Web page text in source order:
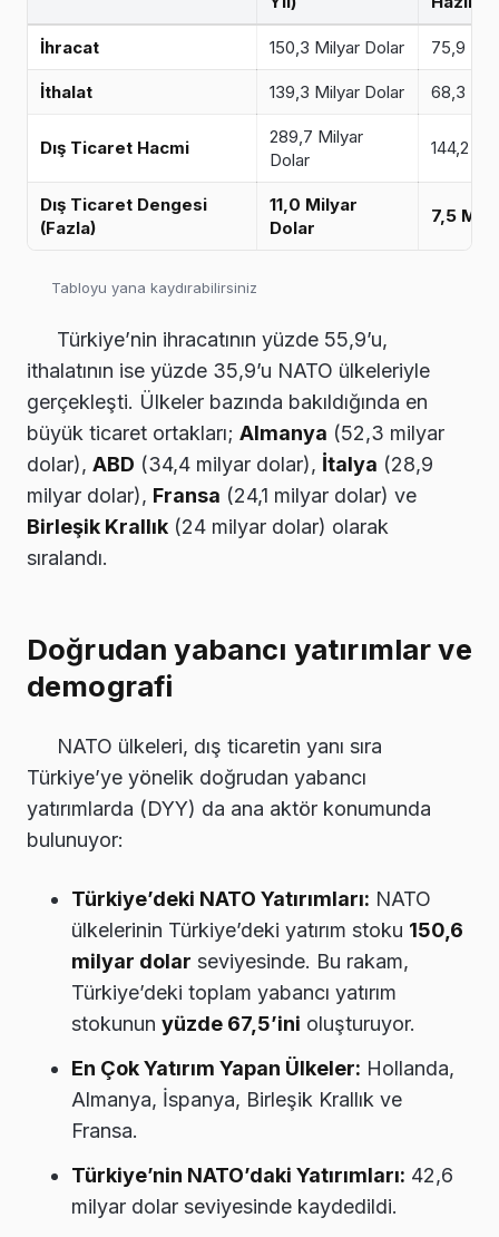
İhracat 150,3 Milyar Dolar 75,9
İthalat 139,3 Milyar Dolar 68,3
Dış Ticaret Hacmi
289,7 Milyar
Dolar
144,2
Dış Ticaret Dengesi
(Fazla)
11,0 Milyar
Dolar
7,5
Tabloyu yana kaydırabilirsiniz
Türkiye’nin ihracatının yüzde 55,9’u,
ithalatının ise yüzde 35,9’u NATO ülkeleriyle
gerçekleşti. Ülkeler bazında bakıldığında en
büyük ticaret ortakları; Almanya (52,3 milyar
dolar), ABD (34,4 milyar dolar), İtalya (28,9
milyar dolar), Fransa (24,1 milyar dolar) ve
Birleşik Krallık (24 milyar dolar) olarak
sıralandı.
Doğrudan yabancı yatırımlar ve
demografi
NATO ülkeleri, dış ticaretin yanı sıra
Türkiye’ye yönelik doğrudan yabancı
yatırımlarda (DYY) da ana aktör konumunda
bulunuyor:
Türkiye’deki NATO Yatırımları: NATO
ülkelerinin Türkiye’deki yatırım stoku 150,6
milyar dolar seviyesinde. Bu rakam,
Türkiye’deki toplam yabancı yatırım
stokunun yüzde 67,5’ini oluşturuyor.
En Çok Yatırım Yapan Ülkeler: Hollanda,
Almanya, İspanya, Birleşik Krallık ve
Fransa.
Türkiye’nin NATO’daki Yatırımları: 42,6
milyar dolar seviyesinde kaydedildi.